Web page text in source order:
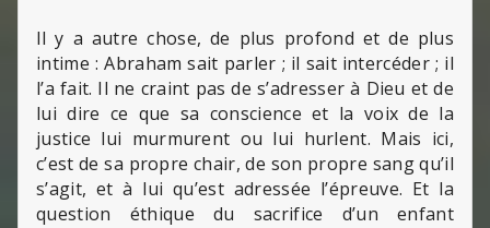
Il y a autre chose, de plus profond et de plus
intime : Abraham sait parler ; il sait intercéder ; il
l’a fait. Il ne craint pas de s’adresser à Dieu et de
lui dire ce que sa conscience et la voix de la
justice lui murmurent ou lui hurlent. Mais ici,
c’est de sa propre chair, de son propre sang qu’il
s’agit, et à lui qu’est adressée l’épreuve. Et la
question éthique du sacrifice d’un enfant